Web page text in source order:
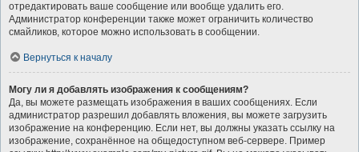
отредактировать ваше сообщение или вообще удалить его.
Администратор конференции также может ограничить количество
смайликов, которое можно использовать в сообщении.
Вернуться к началу
Могу ли я добавлять изображения к сообщениям?
Да, вы можете размещать изображения в ваших сообщениях. Если
администратор разрешил добавлять вложения, вы можете загрузить
изображение на конференцию. Если нет, вы должны указать ссылку на
изображение, сохранённое на общедоступном веб-сервере. Пример